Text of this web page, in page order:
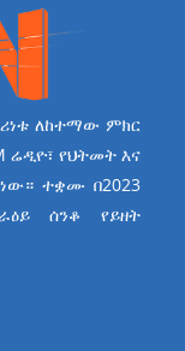
ለከተማው ምክር
የህትመት እና
ተቋሙ በ2023
ሰንቆ የይዘት